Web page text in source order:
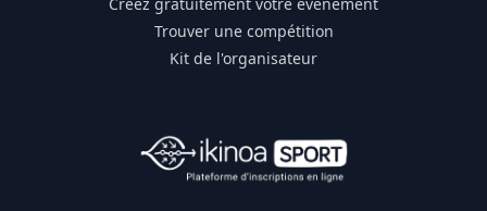
Créez gratuitement votre évènement
Trouver une compétition
Kit de l'organisateur